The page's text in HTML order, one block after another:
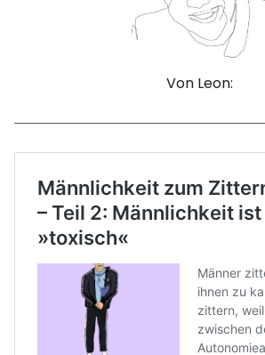
Von Leon: